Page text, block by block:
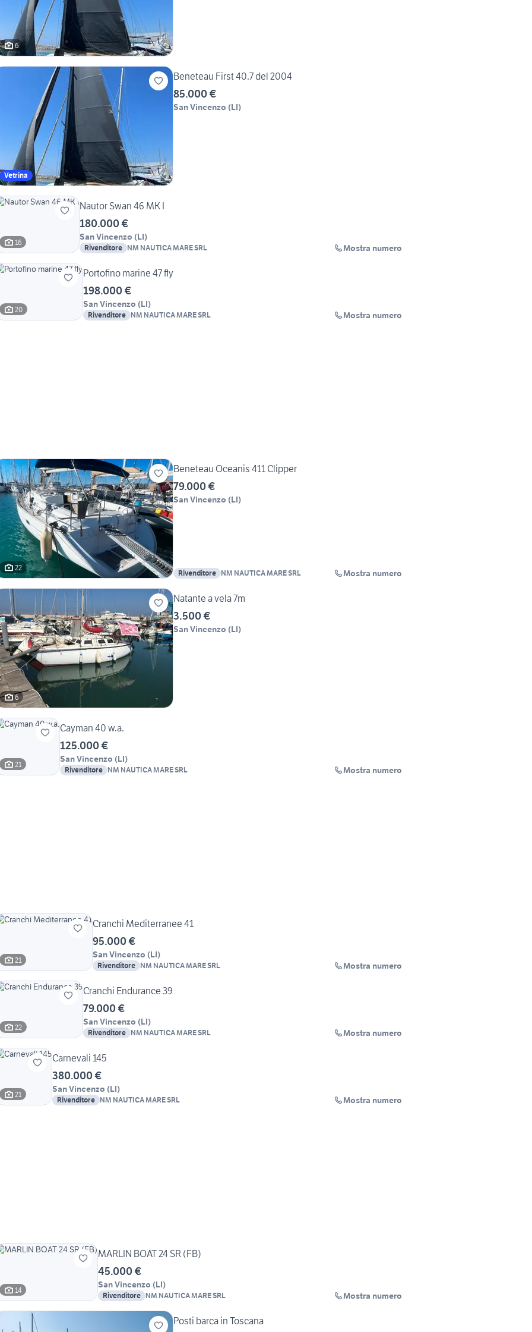
6
Vetrina
Beneteau First 40.7 del 2004
85.000 €
San Vincenzo (LI)
16
Nautor Swan 46 MK I
180.000 €
San Vincenzo (LI)
Rivenditore NM NAUTICA MARE SRL Mostra numero
20
Portofino marine 47 fly
198.000 €
San Vincenzo (LI)
Rivenditore NM NAUTICA MARE SRL Mostra numero
22
Beneteau Oceanis 411 Clipper
79.000 €
San Vincenzo (LI)
Rivenditore NM NAUTICA MARE SRL Mostra numero
6
Natante a vela 7m
3.500 €
San Vincenzo (LI)
21
Cayman 40 w.a.
125.000 €
San Vincenzo (LI)
Rivenditore NM NAUTICA MARE SRL Mostra numero
21
Cranchi Mediterranee 41
95.000 €
San Vincenzo (LI)
Rivenditore NM NAUTICA MARE SRL Mostra numero
22
Cranchi Endurance 39
79.000 €
San Vincenzo (LI)
Rivenditore NM NAUTICA MARE SRL Mostra numero
21
Carnevali 145
380.000 €
San Vincenzo (LI)
Rivenditore NM NAUTICA MARE SRL Mostra numero
14
MARLIN BOAT 24 SR (FB)
45.000 €
San Vincenzo (LI)
Rivenditore NM NAUTICA MARE SRL Mostra numero
Posti barca in Toscana